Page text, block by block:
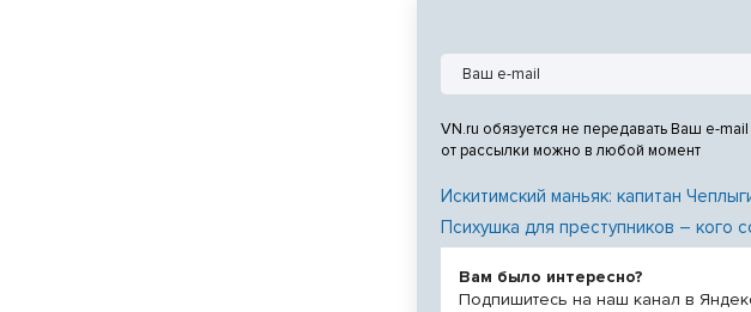
VN.ru обязуется не передавать Ваш e-mail
от рассылки можно в любой момент
Искитимский маньяк: капитан
Психушка для преступников – кого
Вам было интересно?
Подпишитесь на наш канал в